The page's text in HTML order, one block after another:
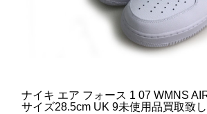
ナイキ エア フォース 1 07 WMNS
サイズ28.5cm UK 9未使用品買取致し